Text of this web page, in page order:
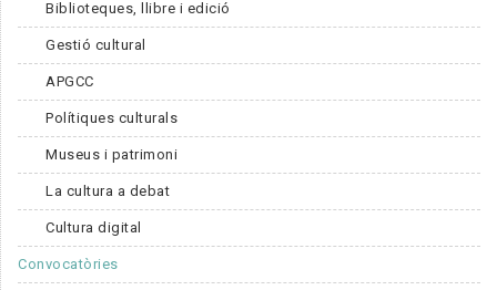
Biblioteques, llibre i edició
Gestió cultural
APGCC
Polítiques culturals
Museus i patrimoni
La cultura a debat
Cultura digital
Convocatòries